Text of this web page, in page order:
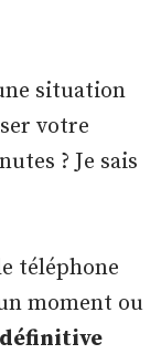
situation
votre
? Je sais
téléphone
moment ou